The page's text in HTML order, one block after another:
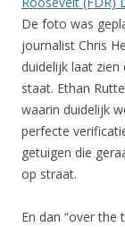
De foto was
journalist Chris
duidelijk laat
staat. Ethan
waarin duidelijk
perfecte
getuigen die
op straat.
En dan “over the